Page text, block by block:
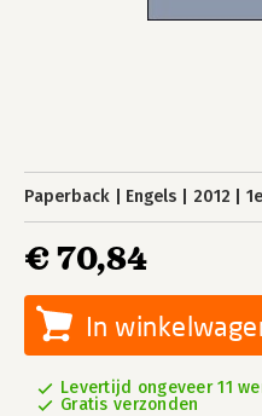
Paperback Engels 2012
€ 70,84
In
Levertijd ongeveer 11
Gratis verzonden